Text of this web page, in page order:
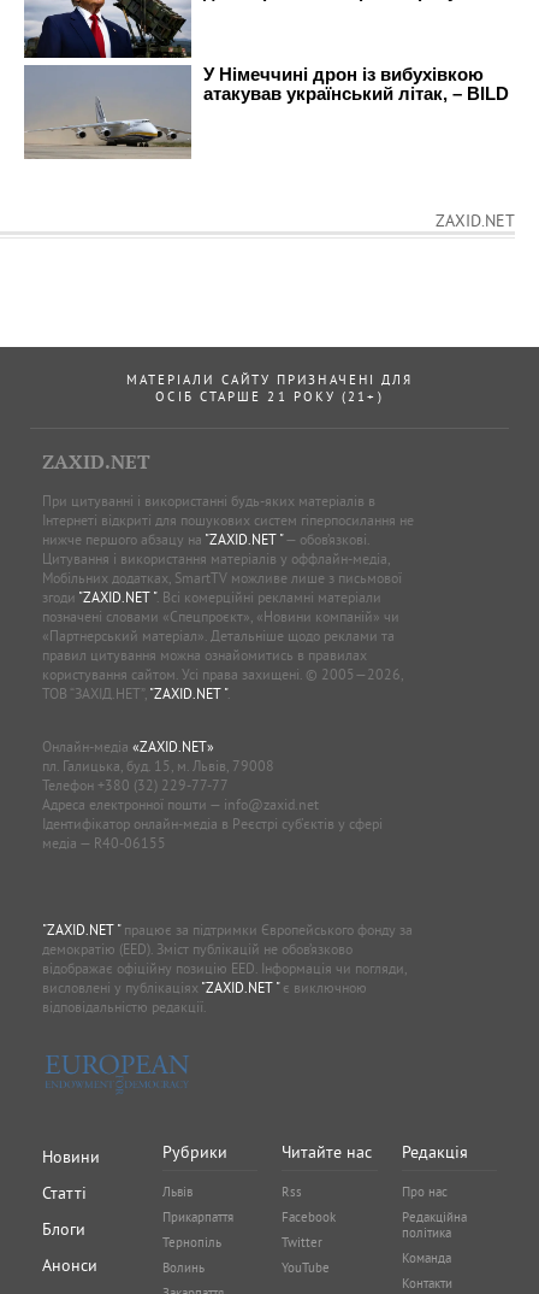
ZAXID.NET
МАТЕРІАЛИ САЙТУ ПРИЗНАЧЕНІ ДЛЯ
ОСІБ СТАРШЕ 21 РОКУ (21+)
ZAXID.NET
При цитуванні і використанні будь-яких матеріалів в
Інтернеті відкриті для пошукових систем гіперпосилання не
нижче першого абзацу на "ZAXID.NET "— обов’язкові.
Цитування і використання матеріалів у оффлайн-медіа,
Мобільних додатках, SmartTV можливе лише з письмової
згоди "ZAXID.NET ". Всі комерційні рекламні матеріали
позначені словами «Спецпроєкт», «Новини компаній» чи
«Партнерський матеріал». Детальніше щодо реклами та
правил цитування можна ознайомитись в правилах
користування сайтом. Усі права захищені. © 2005—2026,
ТОВ “ЗАХІД.НЕТ”, "ZAXID.NET ".
Онлайн-медіа «ZAXID.NET»
пл. Галицька, буд. 15, м. Львів, 79008
Телефон +380 (32) 229-77-77
Адреса електронної пошти — info@zaxid.net
Ідентифікатор онлайн-медіа в Реєстрі суб'єктів у сфері
медіа — R40-06155
"ZAXID.NET "працює за підтримки Європейського фонду за
демократію (EED). Зміст публікацій не обов’язково
відображає офіційну позицію EED. Інформація чи погляди,
висловлені у публікаціях "ZAXID.NET "є виключною
відповідальністю редакції.
Новини
Статті
Блоги
Анонси
Рубрики
Львів
Прикарпаття
Тернопіль
Волинь
Читайте нас
Rss
Facebook
Twitter
YouTube
Редакція
Про нас
Редакційна
політика
Команда
Контакти